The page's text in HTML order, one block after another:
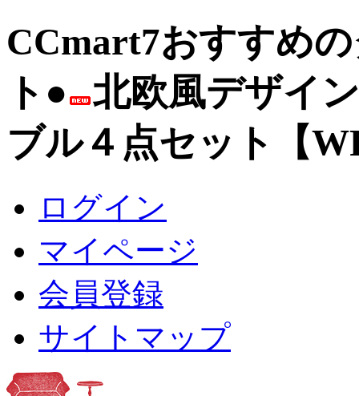
CCmart7おすすめ
ト●
北欧風デザイ
ブル４点セット【
ログイン
マイページ
会員登録
サイトマップ